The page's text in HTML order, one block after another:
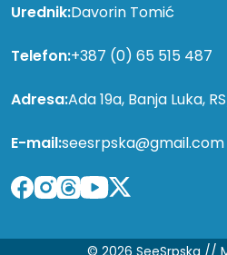
Urednik:Davorin Tomić
Telefon:+387 (0) 65 515 487
Adresa:Ada 19a, Banja Luka,
E-mail:seesrpska@gmail.com
© 2026 SeeSrpska //